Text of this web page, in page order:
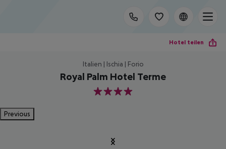
Hotel teilen
Italien | Ischia | Forio
Royal Palm Hotel Terme
4
Previous